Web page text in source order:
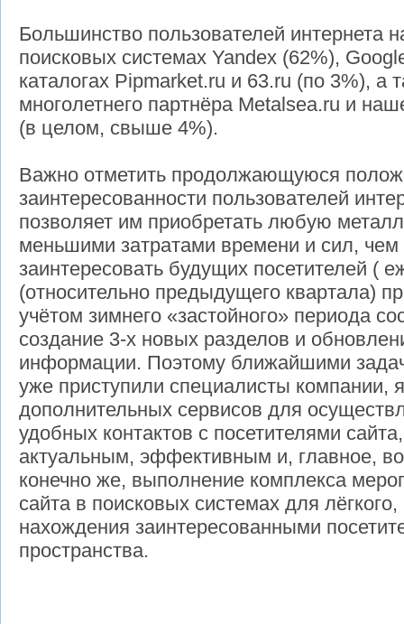
Большинство пользователей интернета
поисковых системах Yandex (62%),
каталогах Pipmarket.ru и 63.ru (по 3%), а
многолетнего партнёра Metalsea.ru и
(в целом, свыше 4%).
Важно отметить продолжающуюся
заинтересованности пользователей
позволяет им приобретать любую
меньшими затратами времени и сил,
заинтересовать будущих посетителей (
(относительно предыдущего квартала)
учётом зимнего «застойного» периода
создание 3-х новых разделов и
информации. Поэтому ближайшими
уже приступили специалисты компании,
дополнительных сервисов для
удобных контактов с посетителями
актуальным, эффективным и, главное,
конечно же, выполнение комплекса
сайта в поисковых системах для
нахождения заинтересованными
пространства.